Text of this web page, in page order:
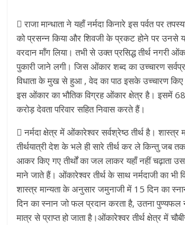
 राजा मान्धाता ने यहाँ नर्मदा किनारे इस पर्वत पर
को प्रसन्न किया और शिवजी के प्रकट होने पर उनसे
वरदान माँग लिया। तभी से उक्त प्रसिद्ध तीर्थ नगरी
पुकारी जाने लगी। जिस ओंकार शब्द का उच्चारण
विधाता के मुख से हुआ , वेद का पाठ इसके उच्चारण किए
इस ओंकार का भौतिक विग्रह ओंकार क्षेत्र है। इसमें 68
करोड़ देवता परिवार सहित निवास करते हैं।
 नर्मदा क्षेत्र में ओंकारेश्वर सर्वश्रेष्ठ तीर्थ है। शास्त्र
तीर्थयात्री देश के भले ही सारे तीर्थ कर ले किन्तु जब
आकर किए गए तीर्थों का जल लाकर यहाँ नहीं चढ़ाता
माने जाते हैं। ओंकारेश्वर तीर्थ के साथ नर्मदाजी का भी
शास्त्र मान्यता के अनुसार जमुनाजी में 15 दिन का
दिन का स्नान जो फल प्रदान करता है, उतना पुण्यफल
मात्र से प्राप्त हो जाता है।ओंकारेश्वर तीर्थ क्षेत्र में